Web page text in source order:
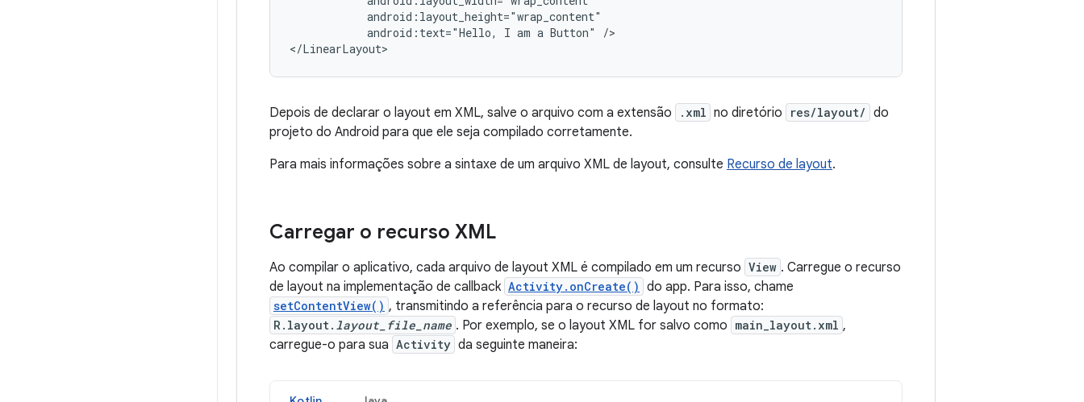
android:text="Hello,
I am a Button"
/>
</LinearLayout>
Depois de declarar o layout em XML, salve o arquivo com a extensão .xml no diretório res/layout/ do
projeto do Android para que ele seja compilado corretamente.
Para mais informações sobre a sintaxe de um arquivo XML de layout, consulte Recurso de layout.
Carregar o recurso XML
Ao compilar o aplicativo, cada arquivo de layout XML é compilado em um recurso View . Carregue o recurso
de layout na implementação de callback Activity.onCreate() do app. Para isso, chame
setContentView() , transmitindo a referência para o recurso de layout no formato:
R.layout. layout_file_name . Por exemplo, se o layout XML for salvo como main_layout.xml ,
carregue-o para sua Activity da seguinte maneira: